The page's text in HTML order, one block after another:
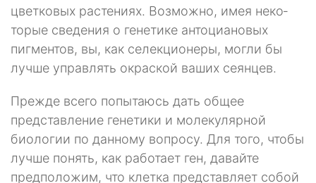
цветковых растениях. Возможно, имея неко­
торые сведения о генетике антоциановых
пигментов, вы, как селекционе­ры, могли бы
лучше управлять окраской ваших сеянцев.
Прежде всего попытаюсь дать общее
представление генетики и мо­лекулярной
биологии по данному вопросу. Для того, чтобы
лучше по­нять, как работает ген, давайте
предположим, что клетка представляет собой